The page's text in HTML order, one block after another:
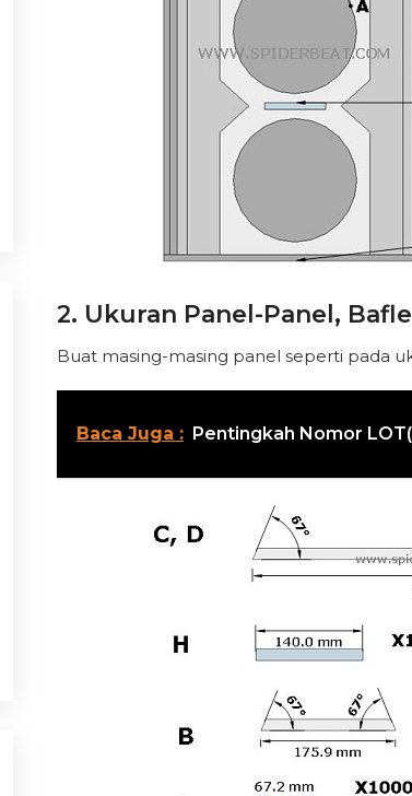
2. Ukuran Panel-Panel,
Buat masing-masing panel seperti pada
Baca Juga : Pentingkah Nomor